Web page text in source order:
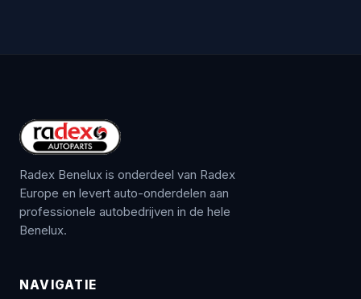
Radex Benelux is onderdeel van Radex
Europe en levert auto-onderdelen aan
professionele autobedrijven in de hele
Benelux.
NAVIGATIE